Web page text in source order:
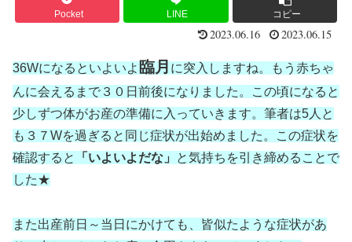
Pocket LINE コピー
2023.06.16 2023.06.15
36Wになるといよいよ臨月に突入しますね。もう赤ちゃ
んに会えるまで３０日前後になりました。この頃になると
少しずつ体がお産の準備に入っていきます。筆者は5人と
も３７Wを過ぎると同じ症状が出始めました。この症状を
確認すると
「いよいよだな」
と気持ちを引き締めることで
した★
また出産前日～当日にかけても、皆似たような症状があ